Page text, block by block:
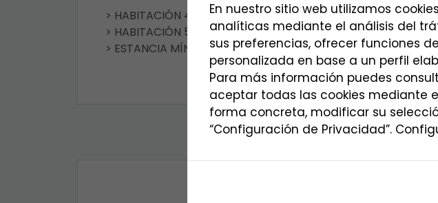
> HABITACIÓN 4 PAX SIN DERECHO A COCINA DESDE 65€/
> HABITACIÓN 5 PAX SIN DERECHO A COCINA DESDE 75€/
> ESTANCIA MÍNIMA 2 NOCHES
En nuestro sitio web utilizamos
analíticas mediante el análisis del
sus preferencias, ofrecer funciones
personalizada en base a un perfil
Para más información puedes
aceptar todas las cookies mediante
forma concreta, modificar su
“Configuración de Privacidad”.